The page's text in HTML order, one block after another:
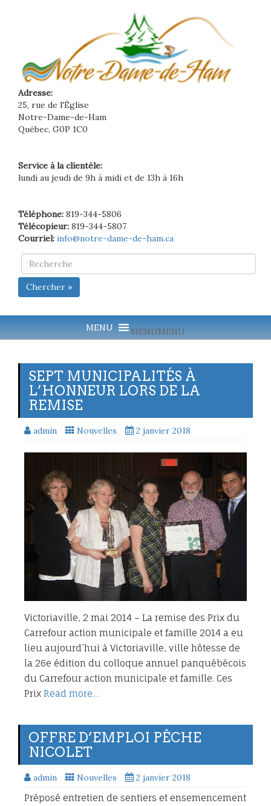
Adresse:
25, rue de l'Église
Notre-Dame-de-Ham
Québec, G0P 1C0
Service à la clientèle:
lundi au jeudi de 9h à midi et de 13h à 16h
Téléphone: 819-344-5806
Télécopieur: 819-344-5807
Courriel: info@notre-dame-de-ham.ca
Chercher »
MENUMENU
SEPT MUNICIPALITÉS À
L’HONNEUR LORS DE LA
REMISE
admin Nouvelles 2 janvier 2018
Victoriaville, 2 mai 2014 – La remise des Prix du
Carrefour action municipale et famille 2014 a eu
lieu aujourd’hui à Victoriaville, ville hôtesse de
la 26e édition du colloque annuel panquébécois
du Carrefour action municipale et famille. Ces
Prix Read more…
OFFRE D’EMPLOI PÊCHE
NICOLET
admin Nouvelles 2 janvier 2018
Préposé entretien de sentiers et ensemencement